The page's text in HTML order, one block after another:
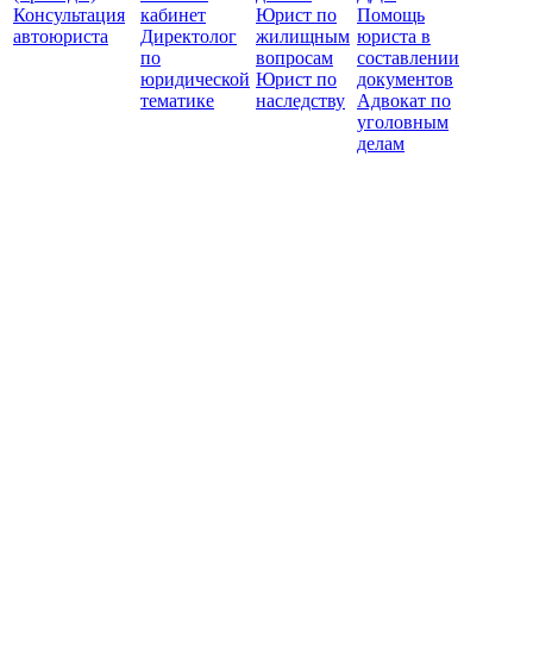
Консультация
автоюриста
кабинет
Директолог
по
юридической
тематике
Юрист по
жилищным
вопросам
Юрист по
наследству
Помощь
юриста в
составлении
документов
Адвокат по
уголовным
делам